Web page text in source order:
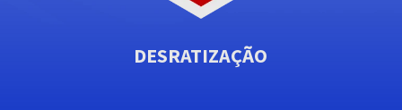
DESRATIZAÇÃO